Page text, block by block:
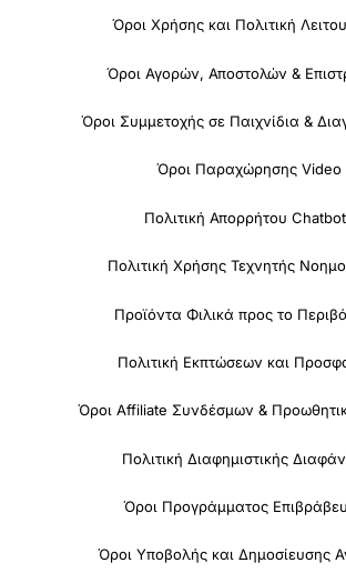
Όροι Χρήσης και Πολιτική
Όροι Αγορών, Αποστολών &
Όροι Συμμετοχής σε Παιχνίδια &
Όροι Παραχώρησης Video
Πολιτική Απορρήτου
Πολιτική Χρήσης Τεχνητής
Προϊόντα Φιλικά προς το
Πολιτική Εκπτώσεων και
Όροι Affiliate Συνδέσμων &
Πολιτική Διαφημιστικής
Όροι Προγράμματος
Όροι Υποβολής και Δημοσίευσης